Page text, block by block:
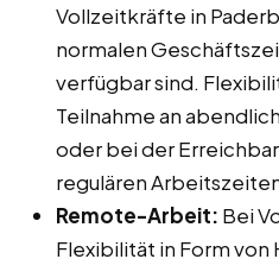
Vollzeitkräfte in
normalen
verfügbar sind.
Teilnahme an
oder bei der
regulären
Remote-Arbeit: Bei
Flexibilität in Form